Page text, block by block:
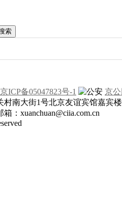
京ICP备05047823号-1
京公
南大街1号北京友谊宾馆嘉宾
：xuanchuan@ciia.com.cn